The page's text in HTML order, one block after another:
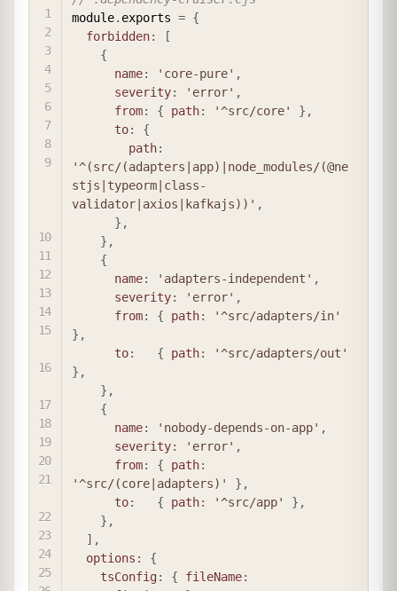
module. exports = {
forbidden:
[
{
name: 'core-pure' ,
severity: 'error' ,
from: { path: '^src/core' } ,
to:
{
path:
'^(src/(adapters|app)|node_modules/(@ne
stjs|typeorm|class-
validator|axios|kafkajs))' ,
} ,
} ,
{
name: 'adapters-independent' ,
severity: 'error' ,
from: { path:
'^src/adapters/in'
} ,
to: { path:
'^src/adapters/out'
} ,
} ,
{
name: 'nobody-depends-on-app' ,
severity: 'error' ,
from: { path:
'^src/(core|adapters)'
} ,
to: { path: '^src/app' } ,
} ,
] ,
options :
{
tsConfig: { fileName: